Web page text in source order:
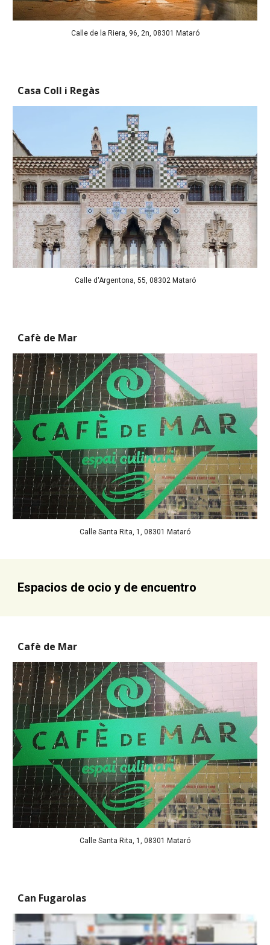
Calle de la Riera, 96, 2n, 08301 Mataró
Casa Coll i Regàs
Calle d'Argentona, 55, 08302 Mataró
Cafè de Mar
Calle Santa Rita, 1, 08301 Mataró
Espacios de ocio y de encuentro
Cafè de Mar
Calle Santa Rita, 1, 08301 Mataró
Can Fugarolas